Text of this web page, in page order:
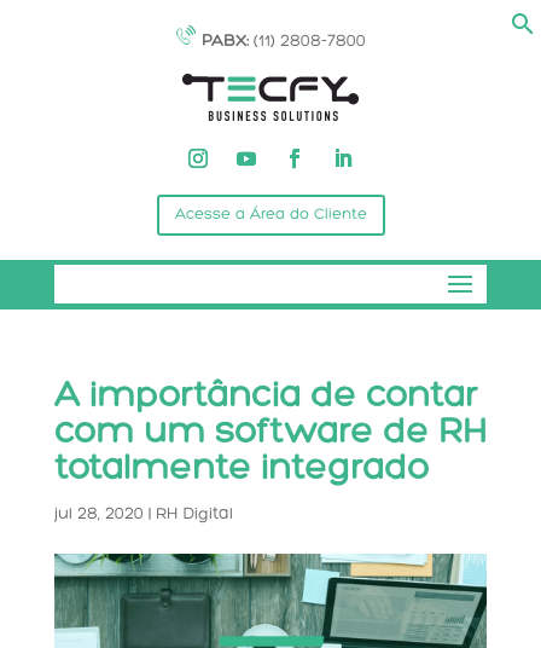
PABX: (11) 2808-7800
Acesse a Área do Cliente
A importância de contar
com um software de RH
totalmente integrado
jul 28, 2020 | RH Digital